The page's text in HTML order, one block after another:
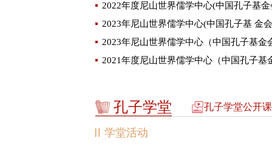
2022年度尼山世界儒学中心(中国孔子基
2023年尼山世界儒学中心(中国孔子基 金
2023年尼山世界儒学中心（中国孔子基金
孔子学堂 孔子学堂公开课
学堂活动